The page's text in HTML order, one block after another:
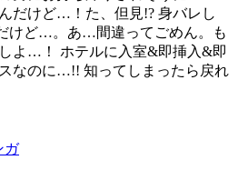
だけど…！た、但見!? 身バレし
けど…。あ…間違ってごめん。も
よ…！ ホテルに入室&即挿入&即
なのに…!! 知ってしまったら戻れ
ガ